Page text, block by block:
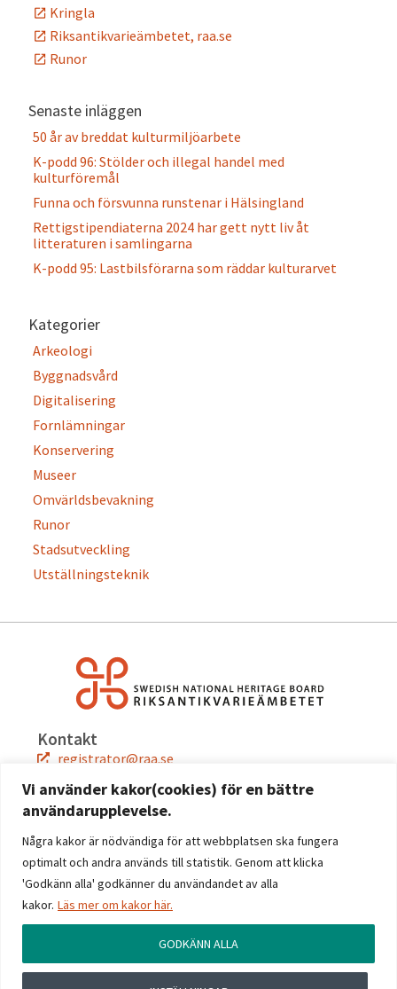
Vi använder kakor(cookies) för en bättre
användarupplevelse.
Några kakor är nödvändiga för att webbplatsen ska fungera
optimalt och andra används till statistik. Genom att klicka
'Godkänn alla' godkänner du användandet av alla
kakor. Läs mer om kakor här.
GODKÄNN ALLA
Kringla
Riksantikvarieämbetet, raa.se
Runor
Senaste inläggen
50 år av breddat kulturmiljöarbete
K-podd 96: Stölder och illegal handel med
kulturföremål
Funna och försvunna runstenar i Hälsingland
Rettigstipendiaterna 2024 har gett nytt liv åt
litteraturen i samlingarna
K-podd 95: Lastbilsförarna som räddar kulturarvet
Kategorier
Arkeologi
Byggnadsvård
Digitalisering
Fornlämningar
Konservering
Museer
Omvärldsbevakning
Runor
Stadsutveckling
Utställningsteknik
Kontakt
registrator@raa.se
Snabblänkar
Jobba hos oss
Press
Kontakta oss
Följ oss
Linkedin